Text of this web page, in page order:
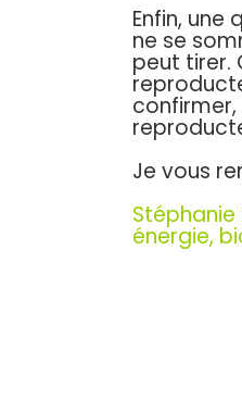
Enfin, une
ne se
peut tirer.
confirmer,
Je vous
Stéphanie
énergie,